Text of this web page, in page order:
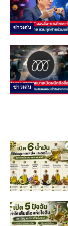
ข่าวเด่น
ข่าวเด่น